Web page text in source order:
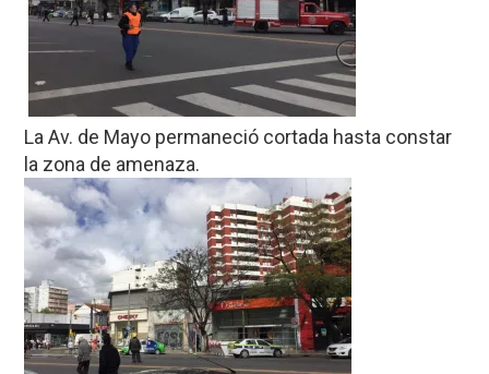
La Av. de Mayo permaneció cortada hasta constar
la zona de amenaza.